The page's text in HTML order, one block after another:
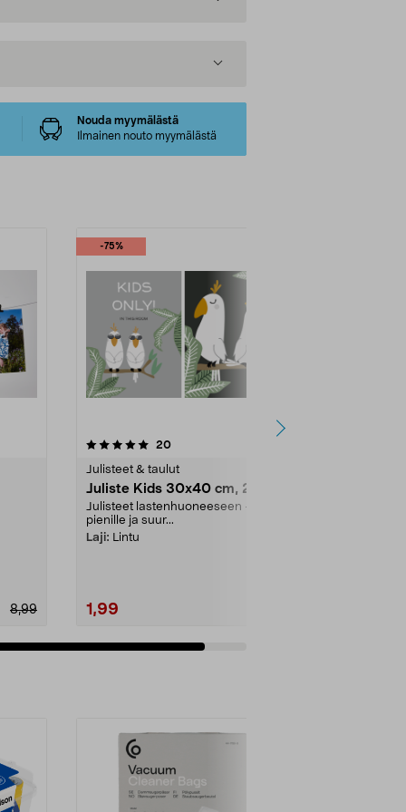
Nouda myymälästä
Ilmainen nouto myymälästä
8,99
-75%
20arvostelut
Julisteet & taulut
Juliste Kids 30x40 cm, 2 kpl
Julisteet lastenhuoneeseen –
pienille ja suur...
Laji: Lintu
1,99